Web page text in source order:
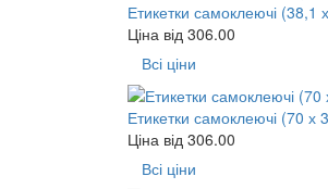
Етикетки самоклеючі (38,1
Ціна від 306.00
Всі ціни
Етикетки самоклеючі (70 х
Ціна від 306.00
Всі ціни